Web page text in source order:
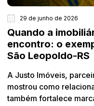
29 de junho de 2026
Quando a
encontro: o
São Leopoldo-RS
A Justo Imóveis,
mostrou como
também fortalece